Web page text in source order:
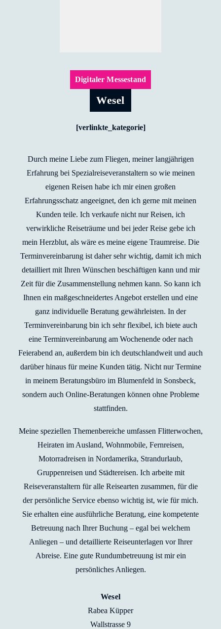
Digitaler Messestand
Wesel
[verlinkte_kategorie]
Durch meine Liebe zum Fliegen, meiner langjährigen
Erfahrung bei Spezialreiseveranstaltern so wie meinen
eigenen Reisen habe ich mir einen großen
Erfahrungsschatz angeeignet, den ich gerne mit meinen
Kunden teile. Ich verkaufe nicht nur Reisen, ich
verwirkliche Reiseträume und bei jeder Reise gebe ich
mein Herzblut, als wäre es meine eigene Traumreise. Die
Terminvereinbarung ist daher sehr wichtig, damit ich mich
detailliert mit Ihren Wünschen beschäftigen kann und mir
Zeit für die Zusammenstellung nehmen kann. So kann ich
Ihnen ein maßgeschneidertes Angebot erstellen und eine
ganz individuelle Beratung gewährleisten. In der
Terminvereinbarung bin ich sehr flexibel, ich biete auch
eine Terminvereinbarung am Wochenende oder nach
Feierabend an, außerdem bin ich deutschlandweit und auch
darüber hinaus für meine Kunden tätig. Nicht nur Termine
in meinem Beratungsbüro im Blumenfeld in Sonsbeck,
sondern auch Online-Beratungen können ohne Probleme
stattfinden.
Meine speziellen Themenbereiche umfassen Flitterwochen,
Heiraten im Ausland, Wohnmobile, Fernreisen,
Motorradreisen in Nordamerika, Strandurlaub,
Gruppenreisen und Städtereisen. Ich arbeite mit
Reiseveranstaltern für alle Reisearten zusammen, für die
der persönliche Service ebenso wichtig ist, wie für mich.
Sie erhalten eine ausführliche Beratung, eine kompetente
Betreuung nach Ihrer Buchung – egal bei welchem
Anliegen – und detaillierte Reiseunterlagen vor Ihrer
Abreise. Eine gute Rundumbetreuung ist mir ein
persönliches Anliegen.
Wesel
Rabea Küpper
Wallstrasse 9